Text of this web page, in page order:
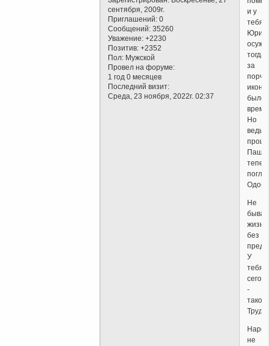
сентября, 2009г.
Приглашений: 0
Сообщений: 35260
Уважение: +2230
Позитив: +2352
Пол: Мужской
Провел на форуме:
1 год 0 месяцев
Последний визит:
Среда, 23 ноября, 2022г. 02:37
и у
тебя,
Юрий,
тогда
за
порчу
икон,
было
время.
Но
ведь
Не
жизни
без
У
тебя,
-
такое.
Народ
не